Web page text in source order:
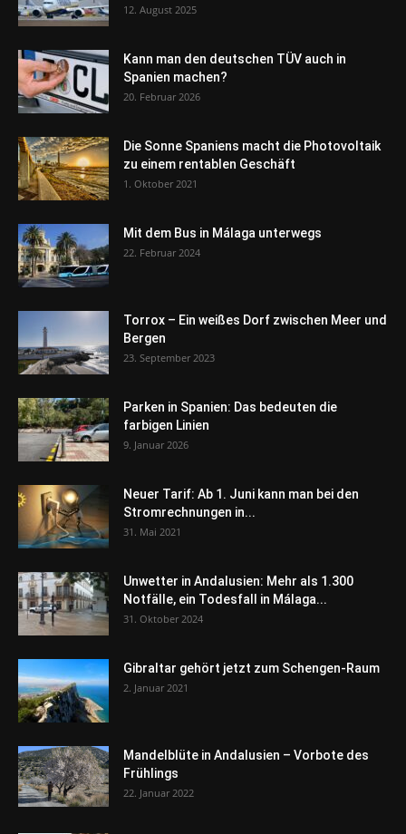
12. August 2025
Kann man den deutschen TÜV auch in
Spanien machen?
20. Februar 2026
Die Sonne Spaniens macht die Photovoltaik
zu einem rentablen Geschäft
1. Oktober 2021
Mit dem Bus in Málaga unterwegs
22. Februar 2024
Torrox – Ein weißes Dorf zwischen Meer und
Bergen
23. September 2023
Parken in Spanien: Das bedeuten die
farbigen Linien
9. Januar 2026
Neuer Tarif: Ab 1. Juni kann man bei den
Stromrechnungen in...
31. Mai 2021
Unwetter in Andalusien: Mehr als 1.300
Notfälle, ein Todesfall in Málaga...
31. Oktober 2024
Gibraltar gehört jetzt zum Schengen-Raum
2. Januar 2021
Mandelblüte in Andalusien – Vorbote des
Frühlings
22. Januar 2022